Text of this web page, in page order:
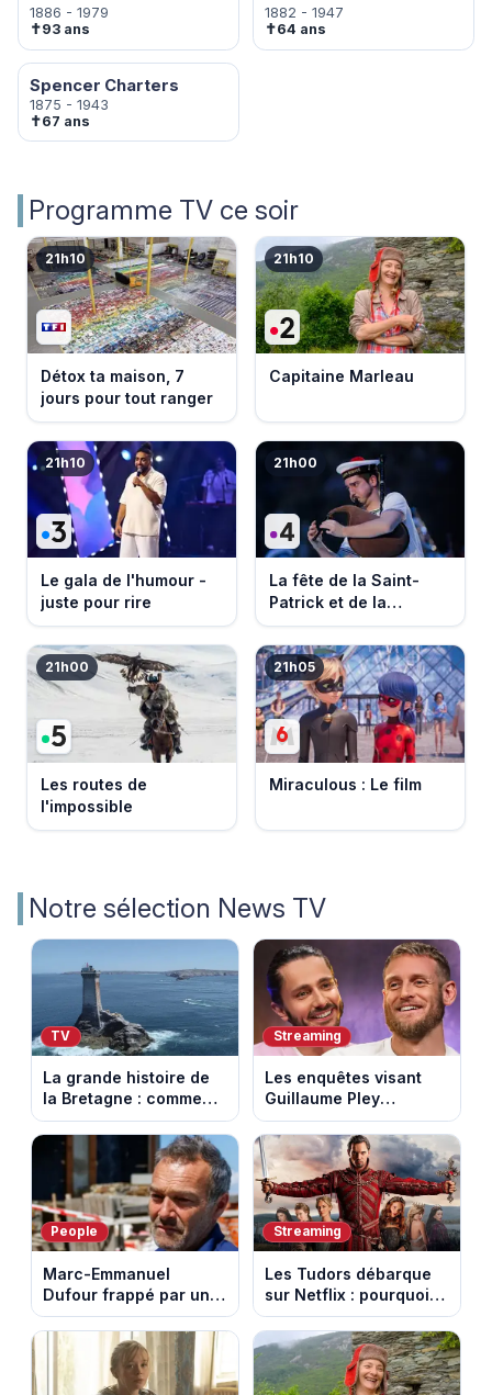
1886 - 1979
✝93 ans
1882 - 1947
✝64 ans
Spencer Charters
1875 - 1943
✝67 ans
Programme TV ce soir
21h10
Détox ta maison, 7
jours pour tout ranger
21h10
Capitaine Marleau
21h10
Le gala de l'humour -
juste pour rire
21h00
La fête de la Saint-
Patrick et de la
Bretagne
21h00
Les routes de
l'impossible
21h05
Miraculous : Le film
Notre sélection News TV
TV
La grande histoire de
la Bretagne : comment
les Bretons ont
défendu leur culture
au fil des décennies
Streaming
Les enquêtes visant
Guillaume Pley
poussent Ragnar Le
Breton à quitter la
tournée Legend
People
Marc-Emmanuel
Dufour frappé par un
terrible incendie : son
chalet part en fumée
Streaming
Les Tudors débarque
sur Netflix : pourquoi la
série n’a rien perdu de
son pouvoir